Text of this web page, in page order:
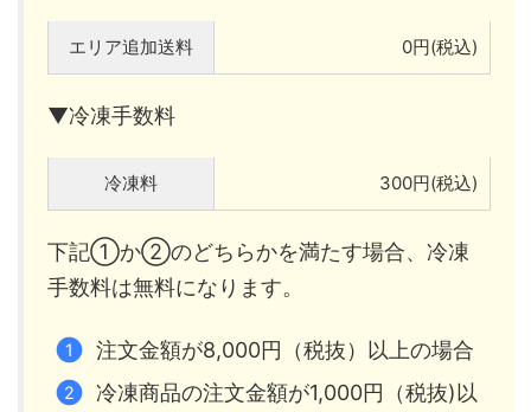
エリア追加送料 0円(税込)
▼冷凍手数料
冷凍料 300円(税込)
下記①か②のどちらかを満たす場合、冷凍
手数料は無料になります。
注文金額が8,000円（税抜）以上の場合
冷凍商品の注文金額が1,000円（税抜)以